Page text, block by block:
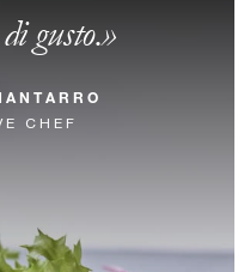
gusto.
CHEF